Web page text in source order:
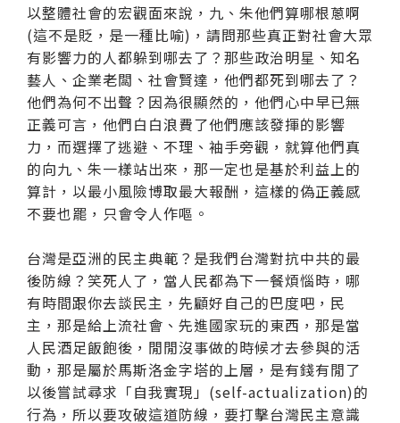
以整體社會的宏觀面來說，九、朱他們算哪根蔥啊
(這不是貶，是一種比喻)，請問那些真正對社會大眾
有影響力的人都躲到哪去了？那些政治明星、知名
藝人、企業老闆、社會賢達，他們都死到哪去了？
他們為何不出聲？因為很顯然的，他們心中早已無
正義可言，他們白白浪費了他們應該發揮的影響
力，而選擇了逃避、不理、袖手旁觀，就算他們真
的向九、朱一樣站出來，那一定也是基於利益上的
算計，以最小風險博取最大報酬，這樣的偽正義感
不要也罷，只會令人作嘔。
台灣是亞洲的民主典範？是我們台灣對抗中共的最
後防線？笑死人了，當人民都為下一餐煩惱時，哪
有時間跟你去談民主，先顧好自己的巴度吧，民
主，那是給上流社會、先進國家玩的東西，那是當
人民酒足飯飽後，閒閒沒事做的時候才去參與的活
動，那是屬於馬斯洛金字塔的上層，是有錢有閒了
以後嘗試尋求「自我實現」(self-actualization)的
行為，所以要攻破這道防線，要打擊台灣民主意識